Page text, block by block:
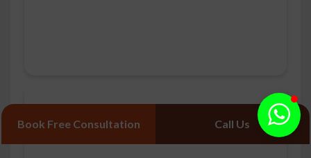
Book Free Consultation Call Us